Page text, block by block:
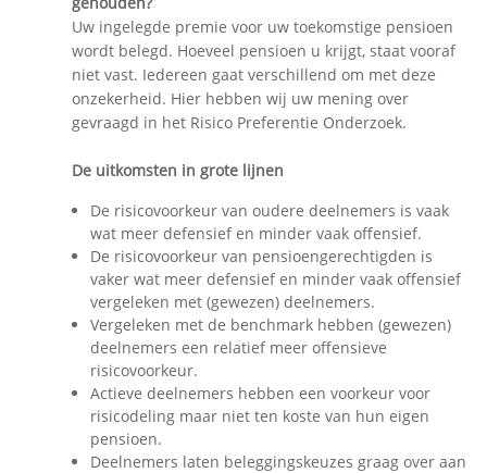
Uw ingelegde premie voor uw toekomstige pensioen
wordt belegd. Hoeveel pensioen u krijgt, staat vooraf
niet vast. Iedereen gaat verschillend om met deze
onzekerheid. Hier hebben wij uw mening over
gevraagd in het Risico Preferentie Onderzoek.
De uitkomsten in grote lijnen
De risicovoorkeur van oudere deelnemers is vaak
wat meer defensief en minder vaak offensief.
De risicovoorkeur van pensioengerechtigden is
vaker wat meer defensief en minder vaak offensief
vergeleken met (gewezen) deelnemers.
Vergeleken met de benchmark hebben (gewezen)
deelnemers een relatief meer offensieve
risicovoorkeur.
Actieve deelnemers hebben een voorkeur voor
risicodeling maar niet ten koste van hun eigen
pensioen.
Deelnemers laten beleggingskeuzes graag over aan